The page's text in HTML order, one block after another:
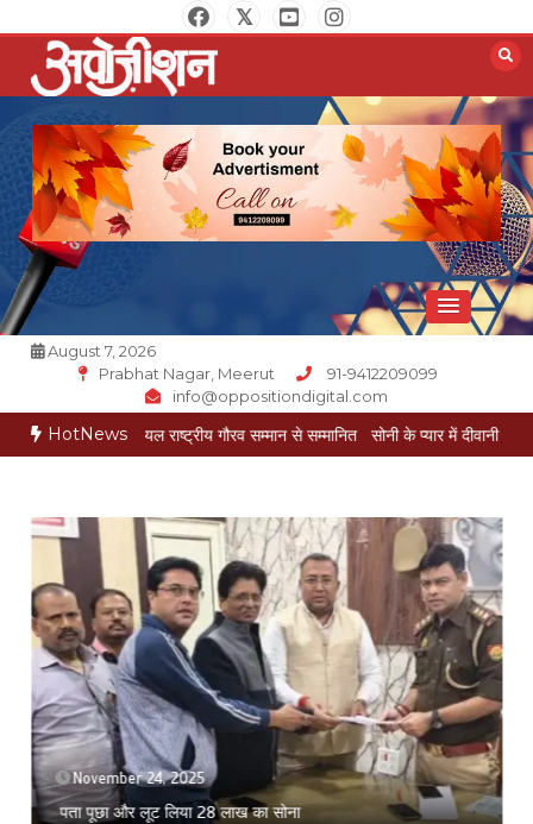
to
content
Opposition Digital
August 7, 2026
Prabhat Nagar, Meerut
91-9412209099
info@oppositiondigital.com
HotNews
गोयल राष्ट्रीय गौरव सम्मान से सम्मानित सोनी के प्यार में दीवानी सीता पहुंची मेरठ
November 24, 2025
पता पूछा और लूट लिया 28 लाख का सोना